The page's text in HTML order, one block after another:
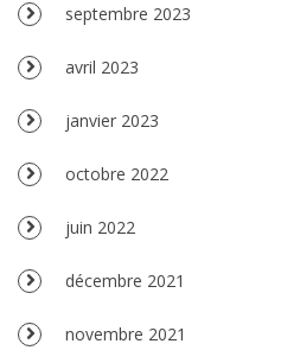
septembre 2023
avril 2023
janvier 2023
octobre 2022
juin 2022
décembre 2021
novembre 2021